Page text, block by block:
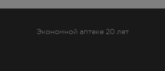
Экономной аптеке 20 лет